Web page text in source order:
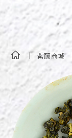
紫藤商城